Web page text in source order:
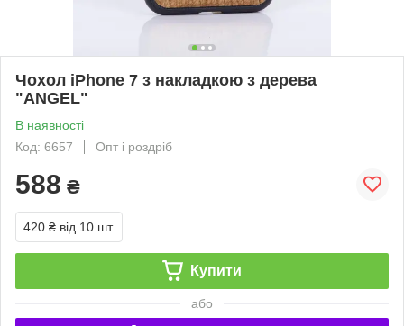
Чохол iPhone 7 з накладкою з дерева
"ANGEL"
В наявності
Код: 6657
Опт і роздріб
588 ₴
420 ₴ від 10 шт.
Купити
або